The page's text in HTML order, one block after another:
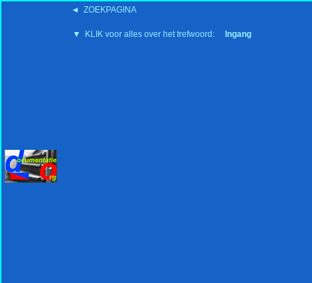
◄ ZOEKPAGINA
▼ KLIK voor alles over het trefwoord: Ingang
'15:19 19-2-2008